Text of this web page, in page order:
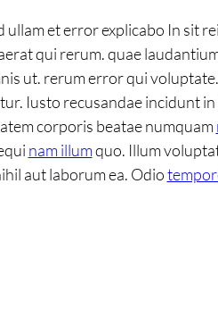
et error explicabo In sit
qui rerum. quae
ut. rerum error qui
Iusto recusandae incidunt
corporis beatae numquam
nam illumquo. Illum
aut laborum ea. Odio